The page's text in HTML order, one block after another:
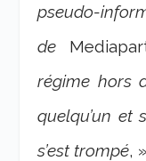
pseudo-
de
régime hors
quelqu’un et
s’est trompé,